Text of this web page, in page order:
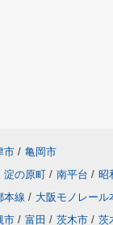
市 / 亀岡市
淀の原町 / 南平台 / 昭
本線 / 大阪モノレール
市 / 富田 / 茨木市 / 茨